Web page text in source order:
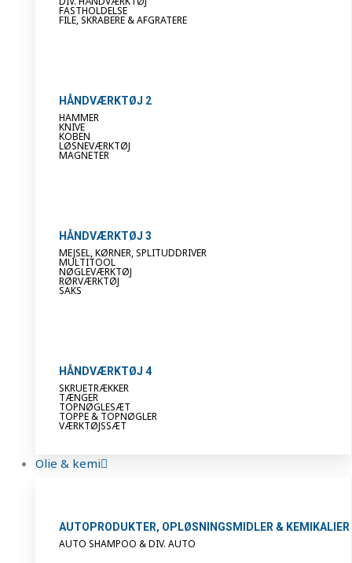
FASTHOLDELSE
FILE, SKRABERE & AFGRATERE
HÅNDVÆRKTØJ 2
HAMMER
KNIVE
KOBEN
LØSNEVÆRKTØJ
MAGNETER
HÅNDVÆRKTØJ 3
MEJSEL, KØRNER, SPLITUDDRIVER
MULTITOOL
NØGLEVÆRKTØJ
RØRVÆRKTØJ
SAKS
HÅNDVÆRKTØJ 4
SKRUETRÆKKER
TÆNGER
TOPNØGLESÆT
TOPPE & TOPNØGLER
VÆRKTØJSSÆT
Olie & kemi
AUTOPRODUKTER, OPLØSNINGSMIDLER & KEMIKALIER
AUTO SHAMPOO & DIV. AUTO